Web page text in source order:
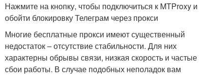
Нажмите на кнопку, чтобы подключиться к MTProxy и
обойти блокировку Телеграм через прокси
Многие бесплатные прокси имеют существенный
недостаток – отсутствие стабильности. Для них
характерны обрывы связи, низкая скорость и частые
сбои работы. В случае подобных неполадок вам